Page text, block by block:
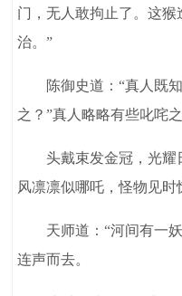
门，无人敢拘止了。这
治。”
陈御史道：“真人既知
之？”真人略略有些叱咤
头戴束发金冠，光耀
风凛凛似哪吒，怪物见时
天师道：“河间有一妖
连声而去。